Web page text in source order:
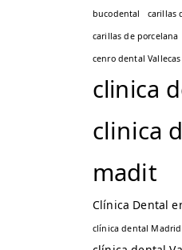
bucodental
carillas
carillas de porcelana
cenro dental Vallecas
clinica
clinica
madit
Clínica Dental
clínica dental Madrid